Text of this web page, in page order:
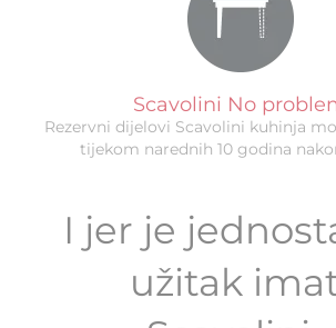
Scavolini No
Rezervni dijelovi Scavolini kuhinja
tijekom narednih 10 godina
I jer je
užitak